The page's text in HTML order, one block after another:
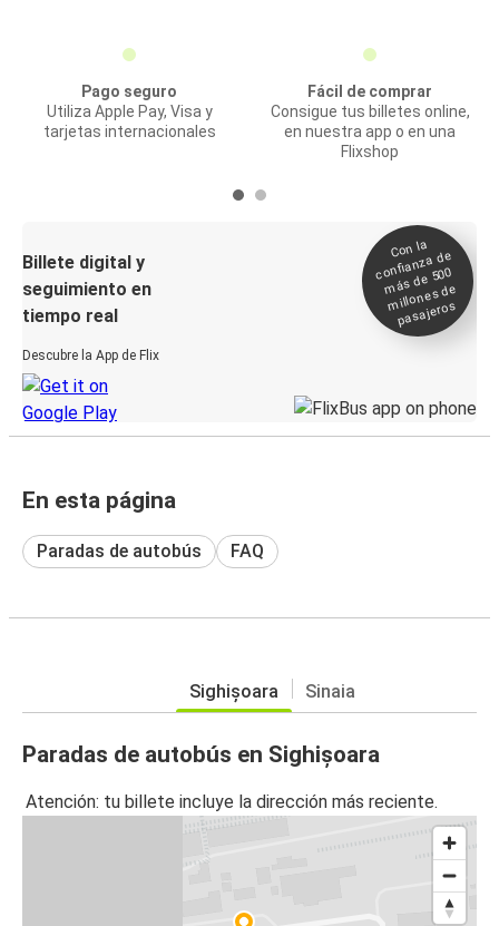
Pago seguro
Utiliza Apple Pay, Visa y
tarjetas internacionales
Fácil de comprar
Consigue tus billetes online,
en nuestra app o en una
Flixshop
Billete digital y
seguimiento en
tiempo real
Descubre la App de Flix
Con la
confianza de
más de 500
millones de
pasajeros
En esta página
Paradas de autobús FAQ
Sighișoara Sinaia
Paradas de autobús en Sighișoara
Atención: tu billete incluye la dirección más reciente.